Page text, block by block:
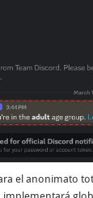
el anonimato